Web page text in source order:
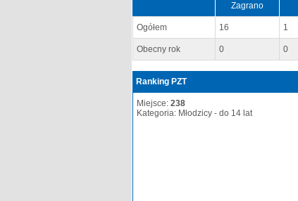
Zagrano
Ogółem 16 1
Obecny rok 0 0
Ranking PZT
Miejsce: 238
Kategoria: Młodzicy - do 14 lat